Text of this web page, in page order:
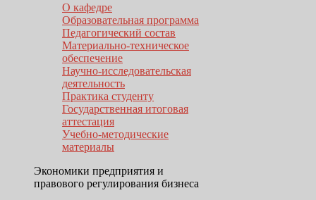
О кафедре
Образовательная программа
Педагогический состав
Материально-техническое
обеспечение
Научно-исследовательская
деятельность
Практика студенту
Государственная итоговая
аттестация
Учебно-методические
материалы
Экономики предприятия и
правового регулирования бизнеса